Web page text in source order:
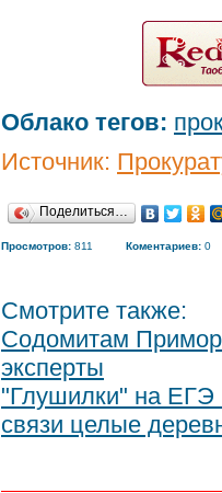
Облако тегов:
Источник:
Поделиться…
Просмотров: 811 Коментариев: 0
Смотрите также:
Содомитам
эксперты
"Глушилки" на ЕГЭ
связи целые